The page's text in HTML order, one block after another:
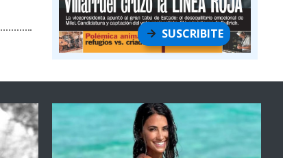
SUSCRIBITE